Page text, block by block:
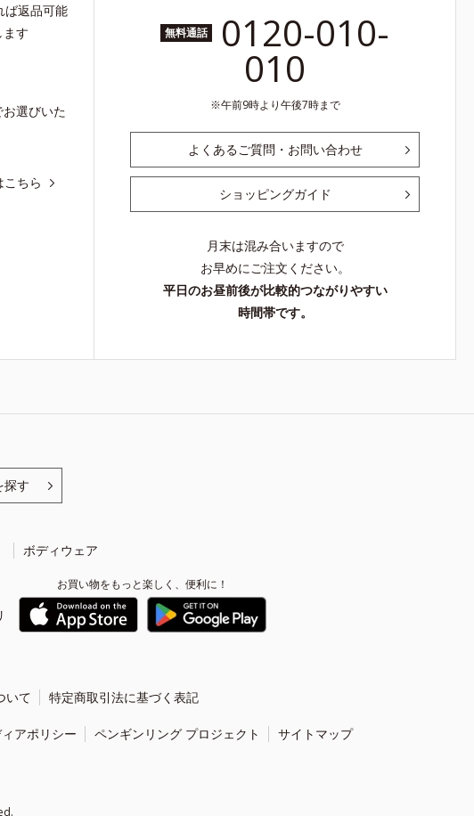
ば返品可能
す
選びいた
こちら
無料通話 0120-010-
010
午前9時より午後7時まで
よくあるご質問・お問い合わせ
ショッピングガイド
月末は混み合いますので
お早めにご注文ください。
平日のお昼前後が比較的つながりやすい
時間帯です。
探す
ボディウェア
お買い物をもっと楽しく、便利に！
いて 特定商取引法に基づく表記
アポリシー ペンギンリング プロジェクト サイトマップ